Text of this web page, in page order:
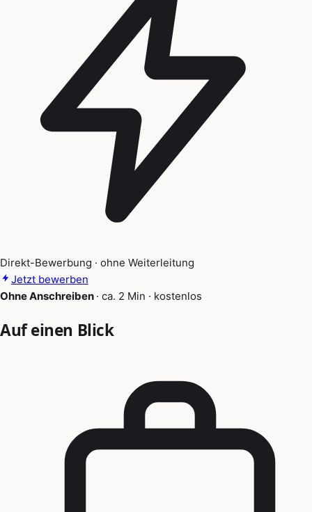
Direkt-Bewerbung · ohne Weiterleitung
Jetzt bewerben
Ohne Anschreiben · ca. 2 Min · kostenlos
Auf einen Blick